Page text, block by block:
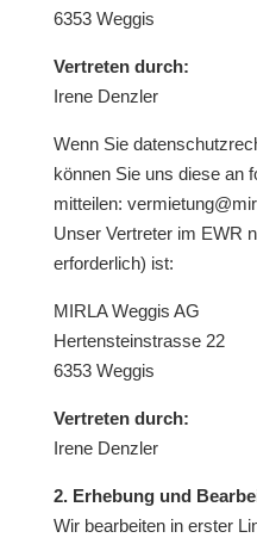
6353 Weggis
Vertreten durch:
Irene Denzler
Wenn Sie
können Sie uns diese an
mitteilen:
Unser Vertreter im EWR
erforderlich) ist:
MIRLA Weggis AG
Hertensteinstrasse 22
6353 Weggis
Vertreten durch:
Irene Denzler
2. Erhebung und
Wir bearbeiten in erster